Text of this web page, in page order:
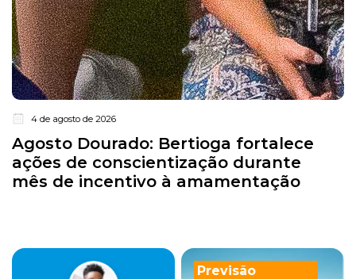
4 de agosto de 2026
Agosto Dourado: Bertioga fortalece
ações de conscientização durante
mês de incentivo à amamentação
Previsão